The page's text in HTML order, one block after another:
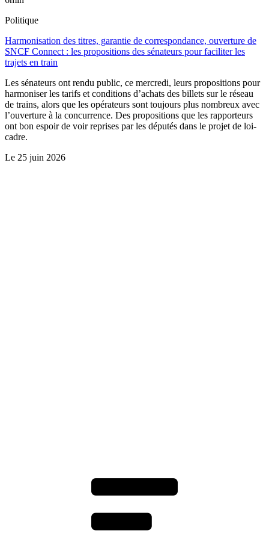
Politique
Harmonisation des titres, garantie de correspondance, ouverture de
SNCF Connect : les propositions des sénateurs pour faciliter les
trajets en train
Les sénateurs ont rendu public, ce mercredi, leurs propositions pour
harmoniser les tarifs et conditions d’achats des billets sur le réseau
de trains, alors que les opérateurs sont toujours plus nombreux avec
l’ouverture à la concurrence. Des propositions que les rapporteurs
ont bon espoir de voir reprises par les députés dans le projet de loi-
cadre.
Le 25 juin 2026